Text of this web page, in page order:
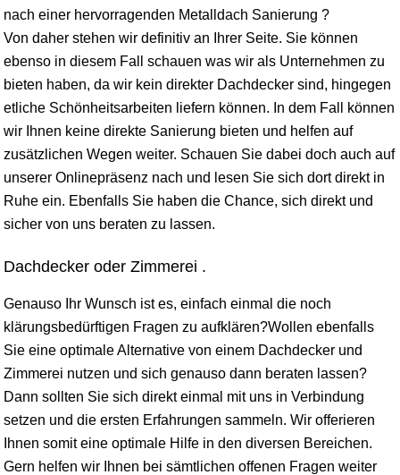
nach einer hervorragenden Metalldach Sanierung ?
Von daher stehen wir definitiv an Ihrer Seite. Sie können
ebenso in diesem Fall schauen was wir als Unternehmen zu
bieten haben, da wir kein direkter Dachdecker sind, hingegen
etliche Schönheitsarbeiten liefern können. In dem Fall können
wir Ihnen keine direkte Sanierung bieten und helfen auf
zusätzlichen Wegen weiter. Schauen Sie dabei doch auch auf
unserer Onlinepräsenz nach und lesen Sie sich dort direkt in
Ruhe ein. Ebenfalls Sie haben die Chance, sich direkt und
sicher von uns beraten zu lassen.
Dachdecker oder Zimmerei .
Genauso Ihr Wunsch ist es, einfach einmal die noch
klärungsbedürftigen Fragen zu aufklären?Wollen ebenfalls
Sie eine optimale Alternative von einem Dachdecker und
Zimmerei nutzen und sich genauso dann beraten lassen?
Dann sollten Sie sich direkt einmal mit uns in Verbindung
setzen und die ersten Erfahrungen sammeln. Wir offerieren
Ihnen somit eine optimale Hilfe in den diversen Bereichen.
Gern helfen wir Ihnen bei sämtlichen offenen Fragen weiter